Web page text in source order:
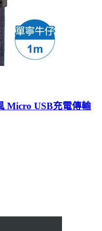
Micro USB充電傳輸